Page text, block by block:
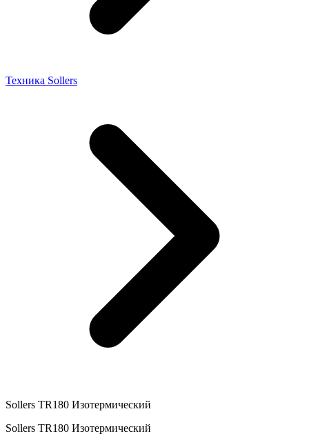
Техника Sollers
Sollers TR180 Изотермический
Sollers TR180 Изотермический